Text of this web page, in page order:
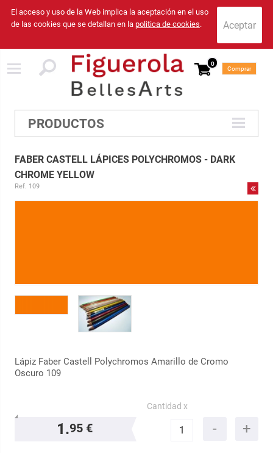
El acceso y uso de la Web implica la aceptación en el uso
de las cookies que se detallan en la politica de cookies.
0
Comprar
PRODUCTOS
FABER CASTELL LÁPICES POLYCHROMOS - DARK
CHROME YELLOW
Ref. 109
Lápiz Faber Castell Polychromos Amarillo de Cromo
Oscuro 109
1.95 €
Cantidad x